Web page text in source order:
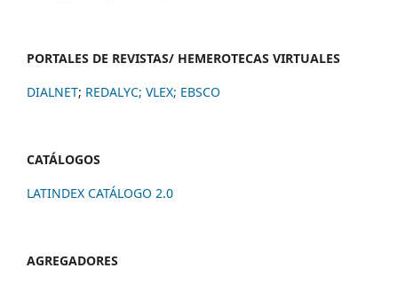
PORTALES DE REVISTAS/ HEMEROTECAS VIRTUALES
DIALNET; REDALYC; VLEX; EBSCO
CATÁLOGOS
LATINDEX CATÁLOGO 2.0
AGREGADORES